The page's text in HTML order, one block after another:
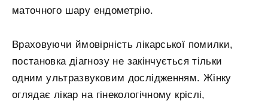
маточного шару ендометрію.
Враховуючи ймовірність лікарської помилки,
постановка діагнозу не закінчується тільки
одним ультразвуковим дослідженням. Жінку
оглядає лікар на гінекологічному кріслі,